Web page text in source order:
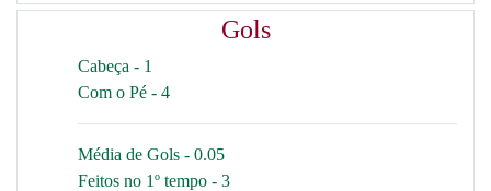
Gols
Cabeça - 1
Com o Pé - 4
Média de Gols - 0.05
Feitos no 1º tempo - 3